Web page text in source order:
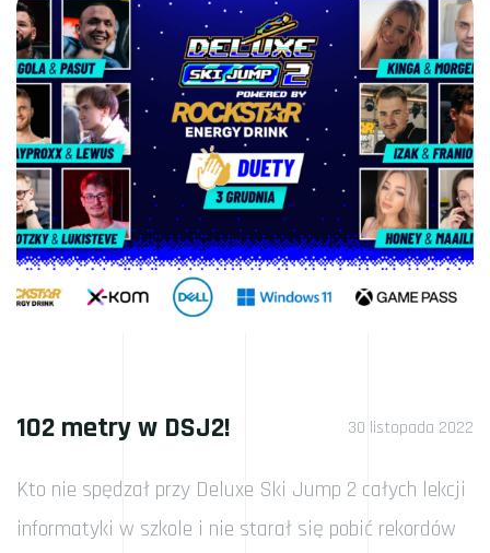
102 metry w DSJ2! 30 listopada 2022
Kto nie spędzał przy Deluxe Ski Jump 2 całych lekcji
informatyki w szkole i nie starał się pobić rekordów